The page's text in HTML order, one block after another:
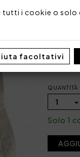
tutti i cookie o solo
facoltativi
QUANTITÀ
1
Solo 1